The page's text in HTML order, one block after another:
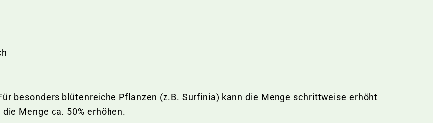
besonders blütenreiche Pflanzen (z.B. Surfinia) kann die Menge schrittweise erhöht
Menge ca. 50% erhöhen.